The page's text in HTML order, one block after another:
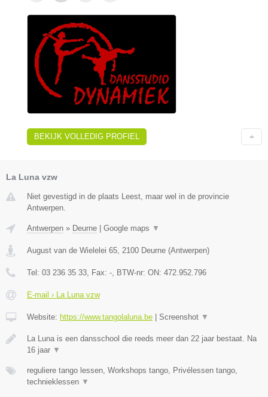
BEKIJK VOLLEDIG PROFIEL
La Luna vzw
Niet gevestigd in de plaats Leest, maar wel in de provincie
Antwerpen.
Antwerpen » Deurne Google maps ▼
August van de Wielelei 65, 2100 Deurne (Antwerpen)
Tel: 03 236 35 33, Fax: -, BTW-nr: ON: 472.952.796
E-mail › La Luna vzw
Website: https://www.tangolaluna.be Screenshot ▼
La Luna is een dansschool die reeds meer dan 22 jaar bestaat. Na
16 jaar ▼
reguliere tango lessen, Workshops tango, Privélessen tango,
technieklessen ▼